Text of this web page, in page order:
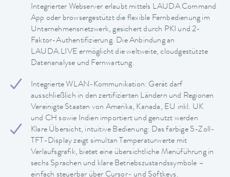
Integrierter Webserver erlaubt mittels LAUDA Command
App oder browsergestützt die flexible Fernbedienung im
Unternehmensnetzwerk, gesichert durch PKI und 2-
Faktor-Authentifizierung. Die Anbindung an
LAUDA.LIVE ermöglicht die weltweite, cloudgestützte
Datenanalyse und Fernwartung.
Integrierte WLAN-Kommunikation: Gerät darf
ausschließlich in den zertifizierten Ländern und Regionen
Vereinigte Staaten von Amerika, Kanada, EU inkl. UK
und CH sowie Indien importiert und genutzt werden
Klare Übersicht, intuitive Bedienung: Das farbige 5-Zoll-
TFT-Display zeigt simultan Temperaturwerte mit
Verlaufsgrafik, bietet eine übersichtliche Menüführung in
sechs Sprachen und klare Betriebszustandssymbole –
einfach steuerbar über Cursor- und Softkeys.